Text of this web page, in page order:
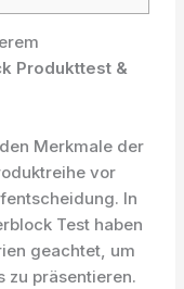
Produkttest &
Merkmale der
vor
In
Test haben
geachtet, um
zu präsentieren.